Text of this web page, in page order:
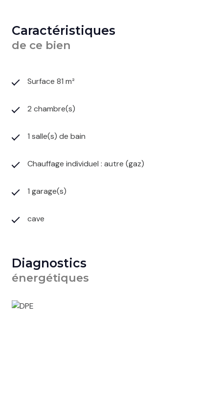
Caractéristiques
de ce bien
Surface 81 m²
2 chambre(s)
1 salle(s) de bain
Chauffage individuel : autre (gaz)
1 garage(s)
cave
Diagnostics
énergétiques